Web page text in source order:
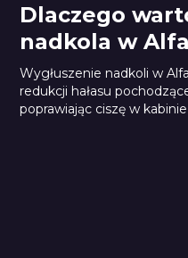
Dlaczego
nadkola w
Wygłuszenie nadkoli w
redukcji hałasu
poprawiając ciszę w